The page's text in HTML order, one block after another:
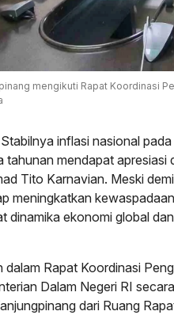
mengikuti Rapat Koordinasi
inflasi nasional
tahunan mendapat apresiasi
Tito Karnavian. Meski
meningkatkan
dinamika ekonomi global
dalam Rapat Koordinasi
Dalam Negeri RI
dari Ruang